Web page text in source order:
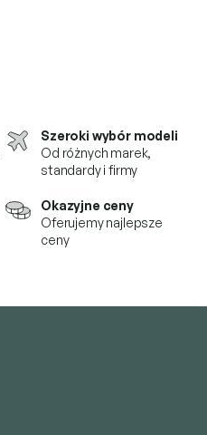
Szeroki wybór modeli
Od różnych marek,
standardy i firmy
Okazyjne ceny
Oferujemy najlepsze
ceny